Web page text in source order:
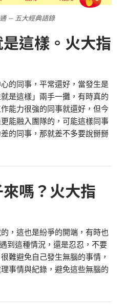
— 五大經典語錄
這樣。火大指
的同事，平常還好，當發生是
是這樣」兩手一攤，有時真的
能力很強的同事就還好，但今
能融入團隊的，可能這樣同事
的同事，那就差不多要說掰掰
嗎？火大指
，這也是紛爭的開端，有時也
到這種情況，還是忍忍，不要
難避免自己發生無腦的事情，
事情與紀錄，避免這些無腦的